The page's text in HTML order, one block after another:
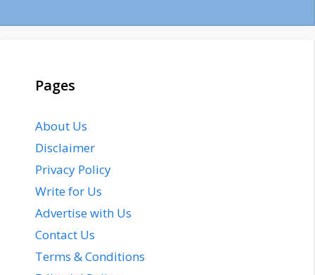
Pages
About Us
Disclaimer
Privacy Policy
Write for Us
Advertise with Us
Contact Us
Terms & Conditions